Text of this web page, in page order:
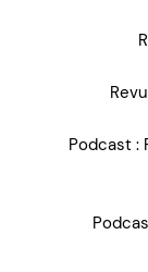
Podcast :